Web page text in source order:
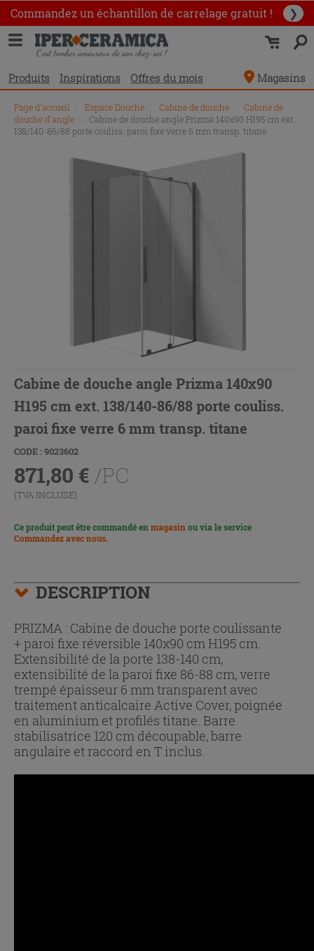
Commandez un échantillon de carrelage gratuit ! ❯
Produits Inspirations Offres du mois Magasins
Page d'accueil Espace Douche Cabine de douche
Cabine de
douche d'angle
Cabine de douche angle Prizma 140x90 H195 cm ext.
138/140-86/88 porte couliss. paroi fixe verre 6 mm transp. titane
Cabine de douche angle Prizma 140x90
H195 cm ext. 138/140-86/88 porte couliss.
paroi fixe verre 6 mm transp. titane
CODE : 9023602
871,80 € /PC
(TVA INCLUSE)
Ce produit peut être commandé en magasin ou via le service
Commandez avec nous.
DESCRIPTION
PRIZMA : Cabine de douche porte coulissante
+ paroi fixe réversible 140x90 cm H195 cm.
Extensibilité de la porte 138-140 cm,
extensibilité de la paroi fixe 86-88 cm, verre
trempé épaisseur 6 mm transparent avec
traitement anticalcaire Active Cover, poignée
en aluminium et profilés titane. Barre
stabilisatrice 120 cm découpable, barre
angulaire et raccord en T inclus.